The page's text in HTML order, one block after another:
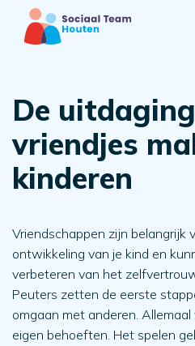
De
vriendjes
kinderen
Vriendschappen zijn belangrijk
ontwikkeling van je kind en
verbeteren van het
Peuters zetten de eerste
omgaan met anderen.
eigen behoeften. Het spelen